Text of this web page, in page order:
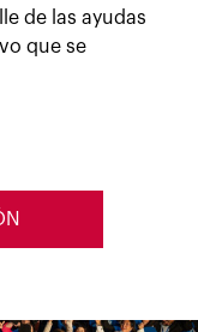
de las ayudas
que se